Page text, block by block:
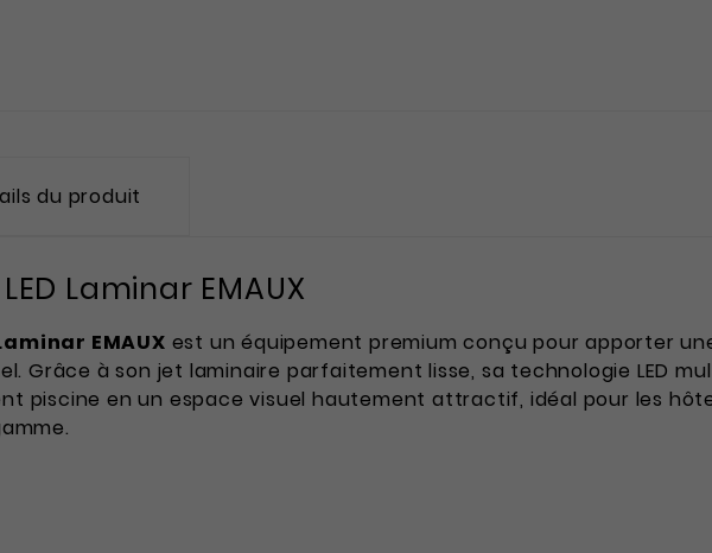
du produit
Laminar EMAUX
EMAUX est un équipement premium conçu pour apporter
Grâce à son jet laminaire parfaitement lisse, sa technologie LED
piscine en un espace visuel hautement attractif, idéal pour les